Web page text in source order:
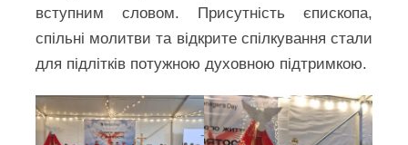
вступним словом. Присутність єпископа,
спільні молитви та відкрите спілкування стали
для підлітків потужною духовною підтримкою.